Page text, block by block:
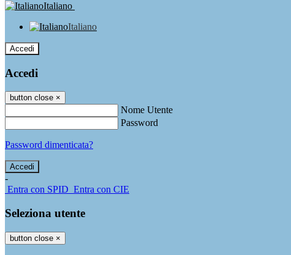
Italiano
Italiano
Accedi
Accedi
button close ×
Nome Utente
Password
Password dimenticata?
-
Entra con SPID Entra con CIE
Seleziona utente
button close ×